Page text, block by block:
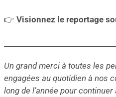
👉 Visionnez le reportage
Un grand merci à toutes les
engagées au quotidien à nos
long de l’année pour